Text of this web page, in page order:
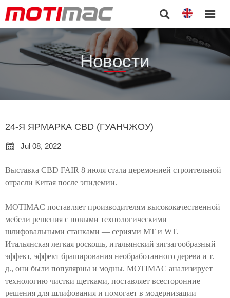
 
Новости
24-Я ЯРМАРКА CBD (ГУАНЧЖОУ)

Jul 08, 2022
Выставка CBD FAIR 8 июля стала церемонией строительной
отрасли Китая после эпидемии.
MOTIMAC поставляет производителям высококачественной
мебели решения с новыми технологическими
шлифовальными станками — сериями MT и WT.
Итальянская легкая роскошь, итальянский зигзагообразный
эффект, эффект браширования необработанного дерева и т.
д., они были популярны и модны. MOTIMAC анализирует
технологию чистки щетками, поставляет всесторонние
решения для шлифования и помогает в модернизации